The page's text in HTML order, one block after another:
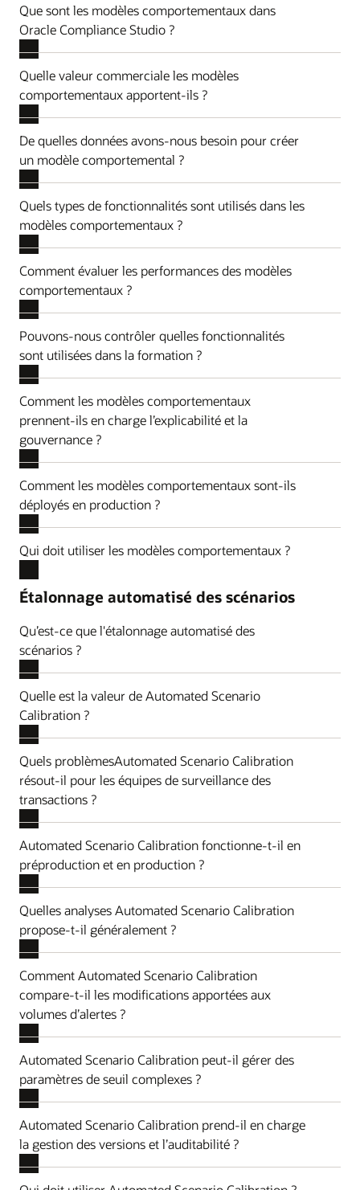
Que sont les modèles comportementaux dans
Oracle Compliance Studio ?
Quelle valeur commerciale les modèles
comportementaux apportent-ils ?
De quelles données avons-nous besoin pour créer
un modèle comportemental ?
Quels types de fonctionnalités sont utilisés dans les
modèles comportementaux ?
Comment évaluer les performances des modèles
comportementaux ?
Pouvons-nous contrôler quelles fonctionnalités
sont utilisées dans la formation ?
Comment les modèles comportementaux
prennent-ils en charge l’explicabilité et la
gouvernance ?
Comment les modèles comportementaux sont-ils
déployés en production ?
Qui doit utiliser les modèles comportementaux ?
Étalonnage automatisé des scénarios
Qu’est-ce que l'étalonnage automatisé des
scénarios ?
Quelle est la valeur de Automated Scenario
Calibration ?
Quels problèmesAutomated Scenario Calibration
résout-il pour les équipes de surveillance des
transactions ?
Automated Scenario Calibration fonctionne-t-il en
préproduction et en production ?
Quelles analyses Automated Scenario Calibration
propose-t-il généralement ?
Comment Automated Scenario Calibration
compare-t-il les modifications apportées aux
volumes d’alertes ?
Automated Scenario Calibration peut-il gérer des
paramètres de seuil complexes ?
Automated Scenario Calibration prend-il en charge
la gestion des versions et l’auditabilité ?